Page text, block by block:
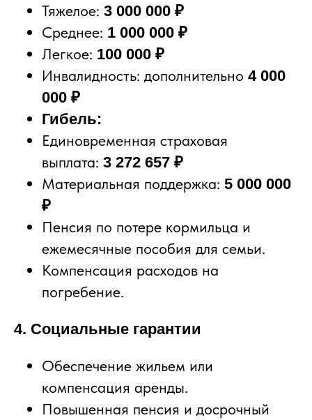
Тяжелое: 3 000 000 ₽
Среднее: 1 000 000 ₽
Легкое: 100 000 ₽
Инвалидность: дополнительно 4 000
000 ₽
Гибель:
Единовременная страховая
выплата: 3 272 657 ₽
Материальная поддержка: 5 000 000
₽
Пенсия по потере кормильца и
ежемесячные пособия для семьи.
Компенсация расходов на
погребение.
4. Социальные гарантии
Обеспечение жильем или
компенсация аренды.
Повышенная пенсия и досрочный